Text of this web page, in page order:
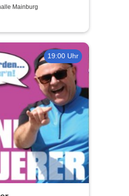
Geld hatt´ ich
Mainburg
19:00 Uhr